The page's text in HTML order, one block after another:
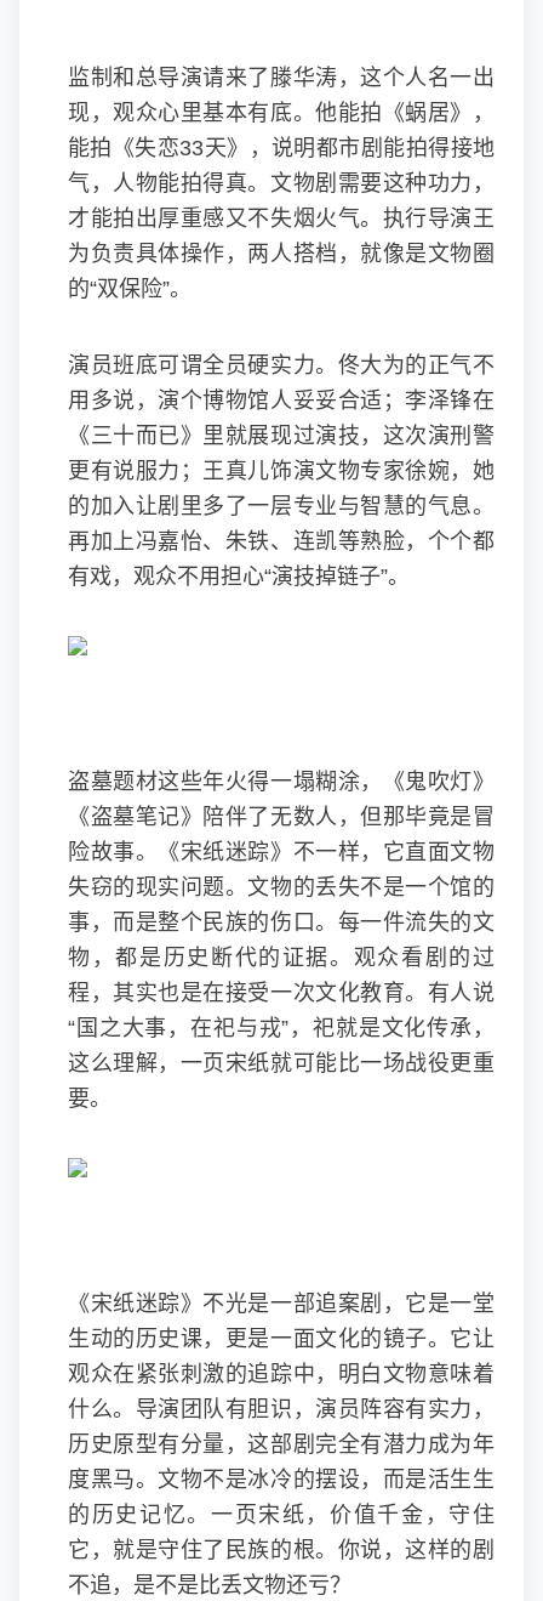
监制和总导演请来了滕华涛，这个人名一出
现，观众心里基本有底。他能拍《蜗居》，
能拍《失恋33天》，说明都市剧能拍得接地
气，人物能拍得真。文物剧需要这种功力，
才能拍出厚重感又不失烟火气。执行导演王
为负责具体操作，两人搭档，就像是文物圈
的“双保险”。
演员班底可谓全员硬实力。佟大为的正气不
用多说，演个博物馆人妥妥合适；李泽锋在
《三十而已》里就展现过演技，这次演刑警
更有说服力；王真儿饰演文物专家徐婉，她
的加入让剧里多了一层专业与智慧的气息。
再加上冯嘉怡、朱铁、连凯等熟脸，个个都
有戏，观众不用担心“演技掉链子”。
盗墓题材这些年火得一塌糊涂，《鬼吹灯》
《盗墓笔记》陪伴了无数人，但那毕竟是冒
险故事。《宋纸迷踪》不一样，它直面文物
失窃的现实问题。文物的丢失不是一个馆的
事，而是整个民族的伤口。每一件流失的文
物，都是历史断代的证据。观众看剧的过
程，其实也是在接受一次文化教育。有人说
“国之大事，在祀与戎”，祀就是文化传承，
这么理解，一页宋纸就可能比一场战役更重
要。
《宋纸迷踪》不光是一部追案剧，它是一堂
生动的历史课，更是一面文化的镜子。它让
观众在紧张刺激的追踪中，明白文物意味着
什么。导演团队有胆识，演员阵容有实力，
历史原型有分量，这部剧完全有潜力成为年
度黑马。文物不是冰冷的摆设，而是活生生
的历史记忆。一页宋纸，价值千金，守住
它，就是守住了民族的根。你说，这样的剧
不追，是不是比丢文物还亏？